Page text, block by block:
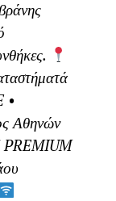
•
Αθηνών
PREMIUM